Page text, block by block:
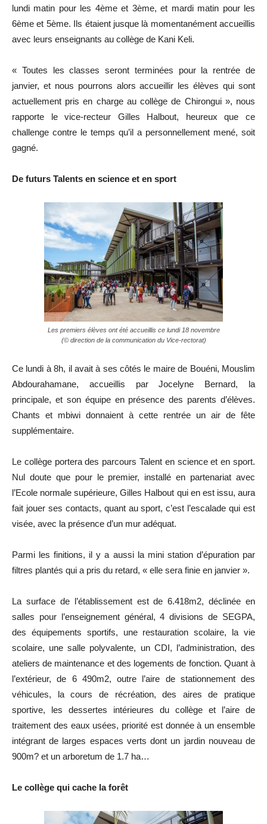
lundi matin pour les 4ème et 3ème, et mardi matin pour les
6ème et 5ème. Ils étaient jusque là momentanément accueillis
avec leurs enseignants au collège de Kani Keli.
« Toutes les classes seront terminées pour la rentrée de
janvier, et nous pourrons alors accueillir les élèves qui sont
actuellement pris en charge au collège de Chirongui », nous
rapporte le vice-recteur Gilles Halbout, heureux que ce
challenge contre le temps qu’il a personnellement mené, soit
gagné.
De futurs Talents en science et en sport
Les premiers élèves ont été accueillis ce lundi 18 novembre
(© direction de la communication du Vice-rectorat)
Ce lundi à 8h, il avait à ses côtés le maire de Bouéni, Mouslim
Abdourahamane, accueillis par Jocelyne Bernard, la
principale, et son équipe en présence des parents d’élèves.
Chants et mbiwi donnaient à cette rentrée un air de fête
supplémentaire.
Le collège portera des parcours Talent en science et en sport.
Nul doute que pour le premier, installé en partenariat avec
l’Ecole normale supérieure, Gilles Halbout qui en est issu, aura
fait jouer ses contacts, quant au sport, c’est l’escalade qui est
visée, avec la présence d’un mur adéquat.
Parmi les finitions, il y a aussi la mini station d’épuration par
filtres plantés qui a pris du retard, « elle sera finie en janvier ».
La surface de l’établissement est de 6.418m2, déclinée en
salles pour l’enseignement général, 4 divisions de SEGPA,
des équipements sportifs, une restauration scolaire, la vie
scolaire, une salle polyvalente, un CDI, l’administration, des
ateliers de maintenance et des logements de fonction. Quant à
l’extérieur, de 6 490m2, outre l’aire de stationnement des
véhicules, la cours de récréation, des aires de pratique
sportive, les dessertes intérieures du collège et l’aire de
traitement des eaux usées, priorité est donnée à un ensemble
intégrant de larges espaces verts dont un jardin nouveau de
900m? et un arboretum de 1.7 ha…
Le collège qui cache la forêt